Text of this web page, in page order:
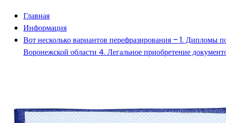
Главная
Информация
Вот несколько вариантов перефразирования – 1.
Воронежской области 4. Легальное приобретение